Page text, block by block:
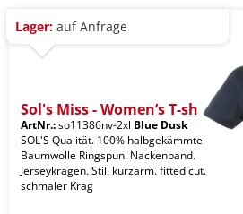
Lager: auf Anfrage
Sol's Miss - Women’s T-sh
ArtNr.:so11386nv-2xl Blue Dusk
SOL'S Qualität. 100% halbgekämmte
Baumwolle Ringspun. Nackenband.
Jerseykragen. Stil. kurzarm. fitted cut.
schmaler Krag